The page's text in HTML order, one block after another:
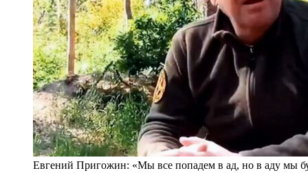
Евгений Пригожин: «Мы все попадем в ад, но в аду мы